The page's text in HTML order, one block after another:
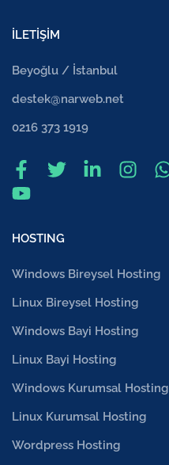
İLETİŞİM
Beyoğlu / İstanbul
destek@narweb.net
0216 373 1919
HOSTING
Windows Bireysel Hosting
Linux Bireysel Hosting
Windows Bayi Hosting
Linux Bayi Hosting
Windows Kurumsal Hosting
Linux Kurumsal Hosting
Wordpress Hosting